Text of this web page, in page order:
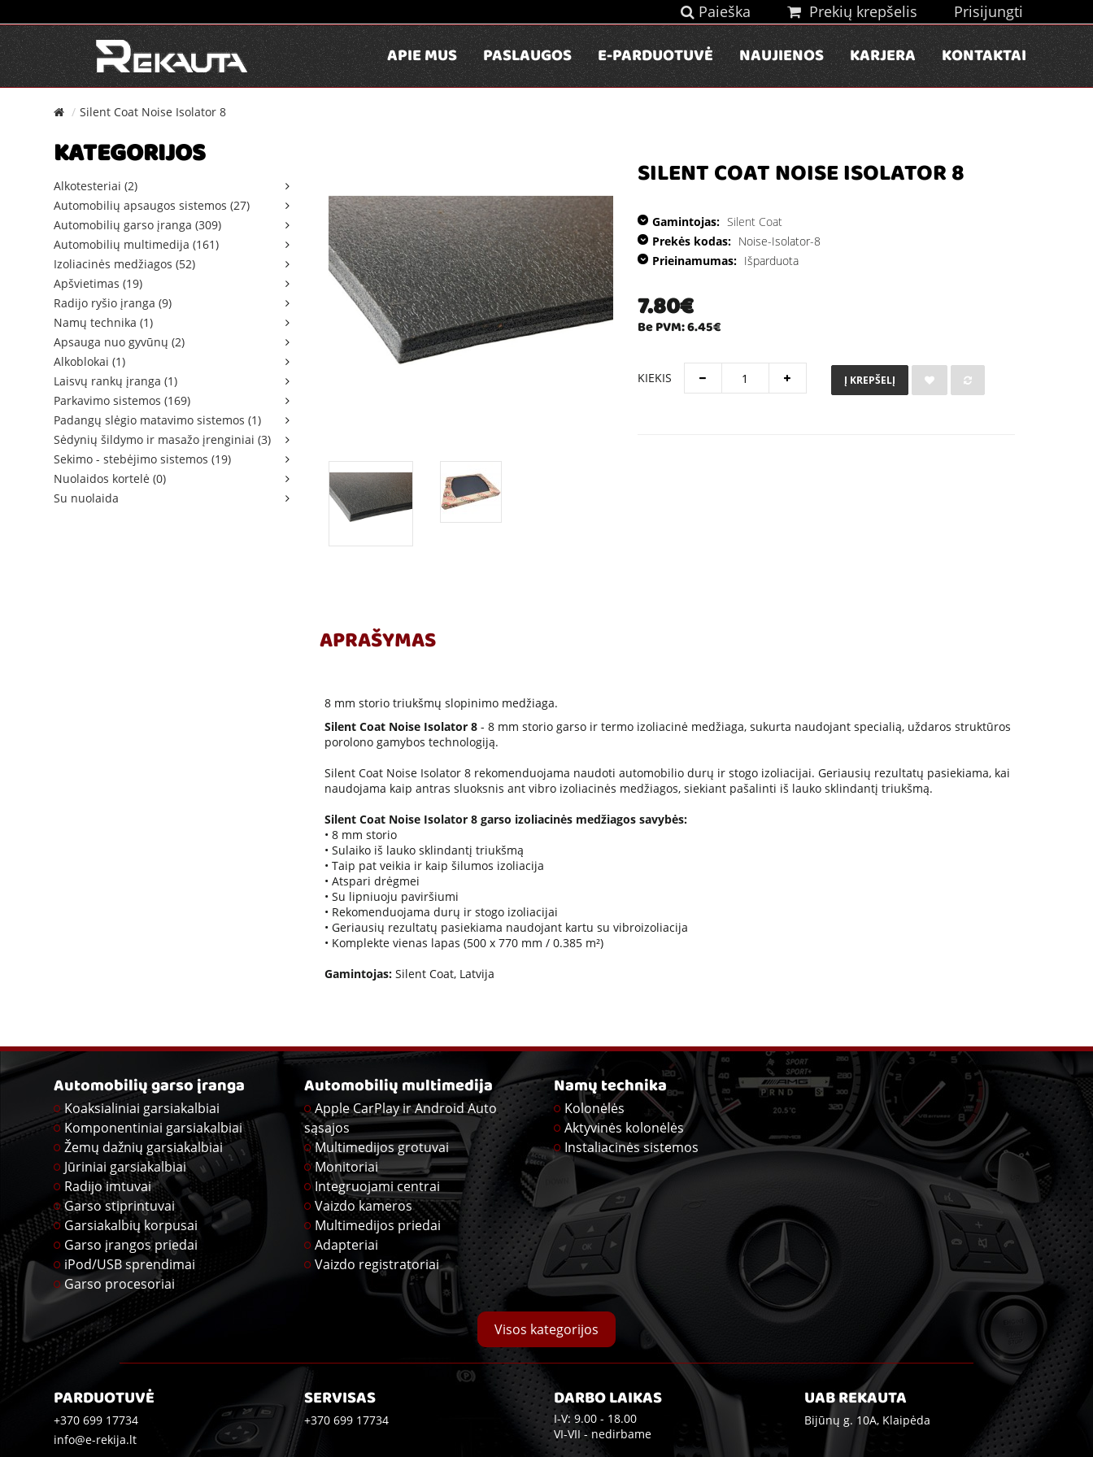
Paieška Prekių krepšelis Prisijungti
APIE MUS PASLAUGOS E-PARDUOTUVĖ NAUJIENOS KARJERA KONTAKTAI
Silent Coat Noise Isolator 8
KATEGORIJOS
Alkotesteriai (2)
Automobilių apsaugos sistemos (27)
Automobilių garso įranga (309)
Automobilių multimedija (161)
Izoliacinės medžiagos (52)
Apšvietimas (19)
Radijo ryšio įranga (9)
Namų technika (1)
Apsauga nuo gyvūnų (2)
Alkoblokai (1)
Laisvų rankų įranga (1)
Parkavimo sistemos (169)
Padangų slėgio matavimo sistemos (1)
Sėdynių šildymo ir masažo įrenginiai (3)
Sekimo - stebėjimo sistemos (19)
Nuolaidos kortelė (0)
Su nuolaida
SILENT COAT NOISE ISOLATOR 8
Gamintojas: Silent Coat
Prekės kodas: Noise-Isolator-8
Prieinamumas: Išparduota
7.80€
Be PVM: 6.45€
KIEKIS Į KREPŠELĮ
APRAŠYMAS
8 mm storio triukšmų slopinimo medžiaga.
Silent Coat Noise Isolator 8- 8 mm storio garso ir termo izoliacinė medžiaga, sukurta naudojant specialią, uždaros struktūros
porolono gamybos technologiją.
Silent Coat Noise Isolator 8 rekomenduojama naudoti automobilio durų ir stogo izoliacijai. Geriausių rezultatų pasiekiama, kai
naudojama kaip antras sluoksnis ant vibro izoliacinės medžiagos, siekiant pašalinti iš lauko sklindantį triukšmą.
Silent Coat Noise Isolator 8 garso izoliacinės medžiagos savybės:
• 8 mm storio
• Sulaiko iš lauko sklindantį triukšmą
• Taip pat veikia ir kaip šilumos izoliacija
• Atspari drėgmei
• Su lipniuoju paviršiumi
• Rekomenduojama durų ir stogo izoliacijai
• Geriausių rezultatų pasiekiama naudojant kartu su vibroizoliacija
• Komplekte vienas lapas (500 x 770 mm / 0.385 m²)
Gamintojas:Silent Coat, Latvija
Automobilių garso įranga
Koaksialiniai garsiakalbiai
Komponentiniai garsiakalbiai
Žemų dažnių garsiakalbiai
Jūriniai garsiakalbiai
Radijo imtuvai
Garso stiprintuvai
Garsiakalbių korpusai
Garso įrangos priedai
iPod/USB sprendimai
Garso procesoriai
Automobilių multimedija
Apple CarPlay ir Android Auto
sąsajos
Multimedijos grotuvai
Monitoriai
Integruojami centrai
Vaizdo kameros
Multimedijos priedai
Adapteriai
Vaizdo registratoriai
Namų technika
Kolonėlės
Aktyvinės kolonėlės
Instaliacinės sistemos
Visos kategorijos
PARDUOTUVĖ
+370 699 17734
info@e-rekija.lt
SERVISAS
+370 699 17734
DARBO LAIKAS
I-V: 9.00 - 18.00
VI-VII - nedirbame
UAB REKAUTA
Bijūnų g. 10A, Klaipėda